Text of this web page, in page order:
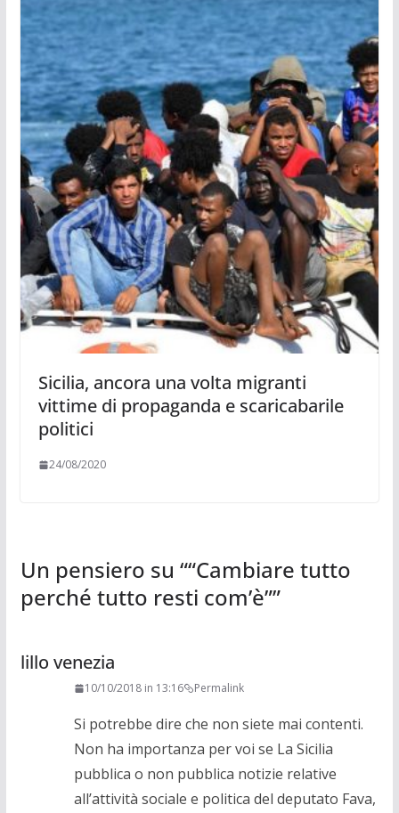
Sicilia, ancora una volta migranti
vittime di propaganda e scaricabarile
politici
24/08/2020
Un pensiero su ““Cambiare tutto
perché tutto resti com’è””
lillo venezia
10/10/2018 in 13:16 Permalink
Si potrebbe dire che non siete mai contenti.
Non ha importanza per voi se La Sicilia
pubblica o non pubblica notizie relative
all’attività sociale e politica del deputato Fava,